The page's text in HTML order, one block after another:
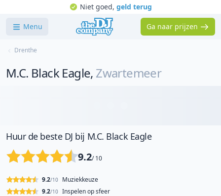
Niet goed, geld terug
Menu Ga naar prijzen
Drenthe
M.C. Black Eagle, Zwartemeer
Huur de beste DJ bij M.C. Black Eagle
9.2/ 10
Muziekkeuze
9.2/10
Inspelen op sfeer
9.2/10